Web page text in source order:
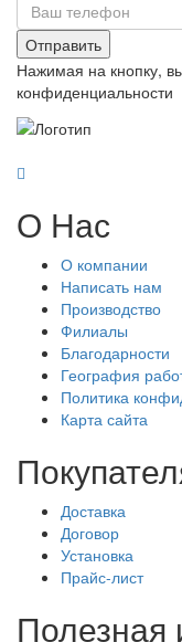
Отправить
Нажимая на кнопку,
конфиденциальности
О Нас
О компании
Написать нам
Производство
Филиалы
Благодарности
География
Политика
Карта сайта
Доставка
Договор
Установка
Прайс-лист